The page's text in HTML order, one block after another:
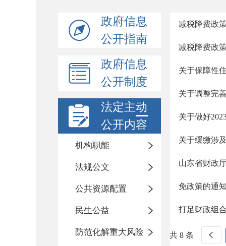
政府信息
公开指南
政府信息
公开制度
法定主动
公开内容
机构职能
法规公文
公共资源配置
民生公益
防范化解重大风险
减税降费政
减税降费政
关于保障性
关于调整完
关于做好
关于缓缴涉
山东省财政
免政策的通
打足财政组
共 8 条